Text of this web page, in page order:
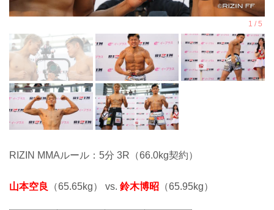
RIZIN MMAルール：5分 3R（66.0kg契約）
山本空良 （65.65kg） vs. 鈴木博昭 （65.95kg）